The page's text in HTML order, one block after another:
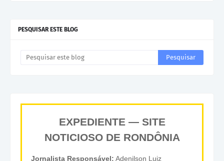
PESQUISAR ESTE BLOG
EXPEDIENTE — SITE
NOTICIOSO DE RONDÔNIA
Jornalista Responsável: Adenilson Luiz